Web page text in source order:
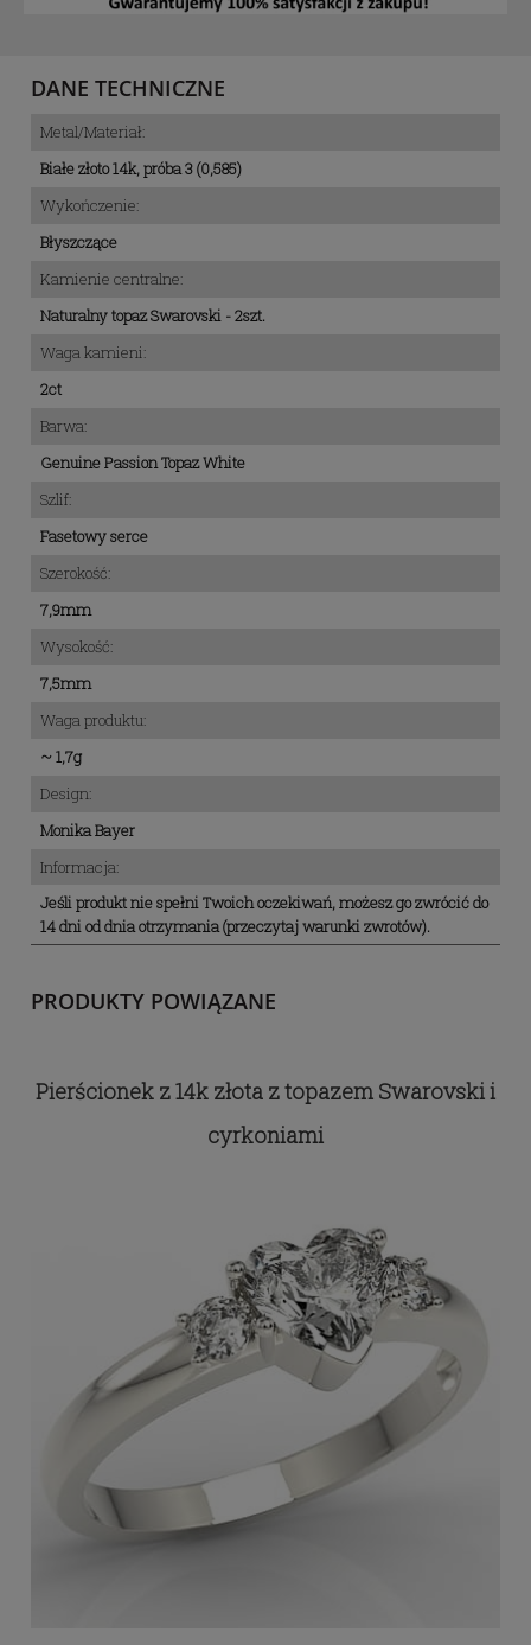
DANE TECHNICZNE
Metal/Materiał:
Białe złoto 14k, próba 3 (0,585)
Wykończenie:
Błyszczące
Kamienie centralne:
Naturalny topaz Swarovski - 2szt.
Waga kamieni:
2ct
Barwa:
Genuine Passion Topaz White
Szlif:
Fasetowy serce
Szerokość:
7,9mm
Wysokość:
7,5mm
Waga produktu:
~ 1,7g
Design:
Monika Bayer
Informacja:
Jeśli produkt nie spełni Twoich oczekiwań, możesz go zwrócić do
14 dni od dnia otrzymania (przeczytaj warunki zwrotów).
PRODUKTY POWIĄZANE
Pierścionek z 14k złota z topazem Swarovski i
cyrkoniami